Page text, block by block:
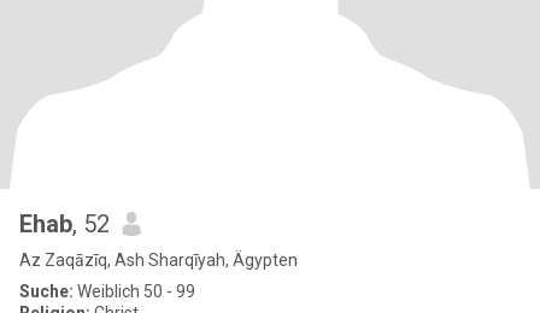
Ehab, 52
Az Zaqāzīq, Ash Sharqīyah, Ägypten
Suche: Weiblich 50 - 99